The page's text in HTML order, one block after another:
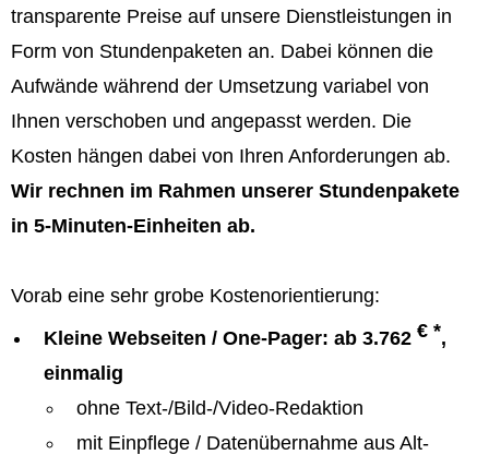
transparente Preise auf unsere Dienstleistungen in
Form von Stundenpaketen an. Dabei können die
Aufwände während der Umsetzung variabel von
Ihnen verschoben und angepasst werden. Die
Kosten hängen dabei von Ihren Anforderungen ab.
Wir rechnen im Rahmen unserer Stundenpakete
in 5-Minuten-Einheiten ab.
Vorab eine sehr grobe Kostenorientierung:
Kleine Webseiten / One-Pager: ab 3.762 € *,
einmalig
ohne Text-/Bild-/Video-Redaktion
mit Einpflege / Datenübernahme aus Alt-